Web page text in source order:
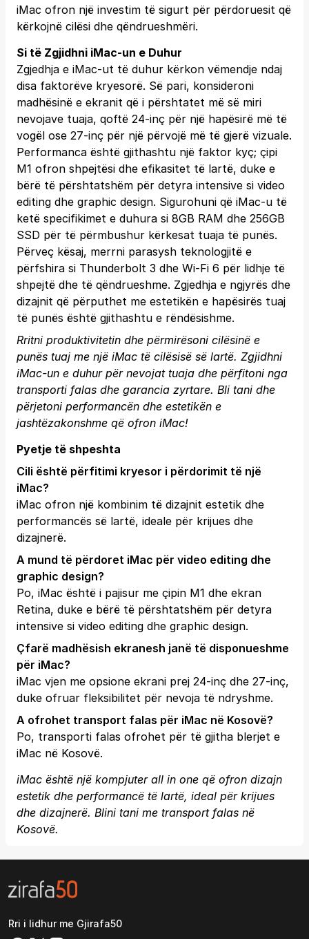
iMac ofron një investim të sigurt për përdoruesit që
kërkojnë cilësi dhe qëndrueshmëri.
Si të Zgjidhni iMac-un e Duhur
Zgjedhja e iMac-ut të duhur kërkon vëmendje ndaj
disa faktorëve kryesorë. Së pari, konsideroni
madhësinë e ekranit që i përshtatet më së miri
nevojave tuaja, qoftë 24-inç për një hapësirë më të
vogël ose 27-inç për një përvojë më të gjerë vizuale.
Performanca është gjithashtu një faktor kyç; çipi
M1 ofron shpejtësi dhe efikasitet të lartë, duke e
bërë të përshtatshëm për detyra intensive si video
editing dhe graphic design. Sigurohuni që iMac-u të
ketë specifikimet e duhura si 8GB RAM dhe 256GB
SSD për të përmbushur kërkesat tuaja të punës.
Përveç kësaj, merrni parasysh teknologjitë e
përfshira si Thunderbolt 3 dhe Wi-Fi 6 për lidhje të
shpejtë dhe të qëndrueshme. Zgjedhja e ngjyrës dhe
dizajnit që përputhet me estetikën e hapësirës tuaj
të punës është gjithashtu e rëndësishme.
Rritni produktivitetin dhe përmirësoni cilësinë e
punës tuaj me një iMac të cilësisë së lartë. Zgjidhni
iMac-un e duhur për nevojat tuaja dhe përfitoni nga
transporti falas dhe garancia zyrtare. Bli tani dhe
përjetoni performancën dhe estetikën e
jashtëzakonshme që ofron iMac!
Pyetje të shpeshta
Cili është përfitimi kryesor i përdorimit të një
iMac?
iMac ofron një kombinim të dizajnit estetik dhe
performancës së lartë, ideale për krijues dhe
dizajnerë.
A mund të përdoret iMac për video editing dhe
graphic design?
Po, iMac është i pajisur me çipin M1 dhe ekran
Retina, duke e bërë të përshtatshëm për detyra
intensive si video editing dhe graphic design.
Çfarë madhësish ekranesh janë të disponueshme
për iMac?
iMac vjen me opsione ekrani prej 24-inç dhe 27-inç,
duke ofruar fleksibilitet për nevoja të ndryshme.
A ofrohet transport falas për iMac në Kosovë?
Po, transporti falas ofrohet për të gjitha blerjet e
iMac në Kosovë.
iMac është një kompjuter all in one që ofron dizajn
estetik dhe performancë të lartë, ideal për krijues
dhe dizajnerë. Blini tani me transport falas në
Kosovë.
Rri i lidhur me Gjirafa50